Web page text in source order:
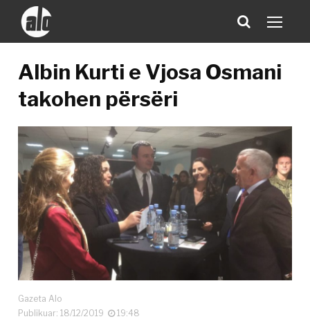
Albin Kurti e Vjosa Osmani
takohen përsëri
Gazeta Alo
Publikuar: 18/12/2019
19:48